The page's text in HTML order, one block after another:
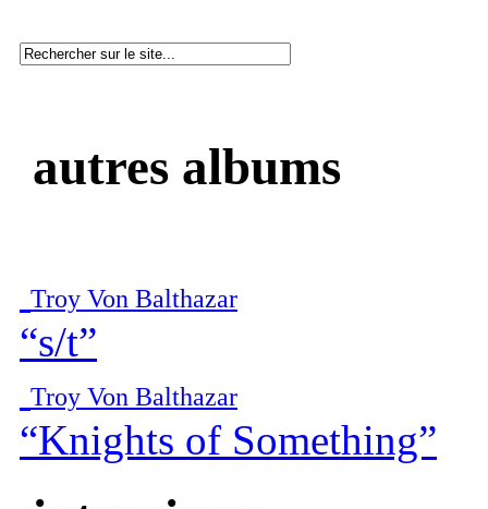
autres albums
Troy Von Balthazar
“s/t”
Troy Von Balthazar
“Knights of Something”